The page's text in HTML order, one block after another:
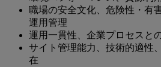
職場の安全文化、危険性・有
運用管理
運用一貫性、企業プロセスと
サイト管理能力、技術的適性
在